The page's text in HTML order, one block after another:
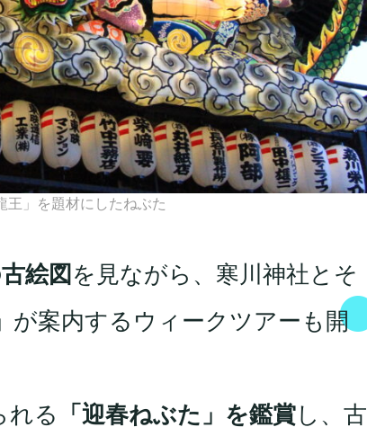
王」を題材にしたねぶた
絵図 を見ながら、寒川神社とそ
が案内するウィークツアーも開
れる
「迎春ねぶた」を鑑賞し、古